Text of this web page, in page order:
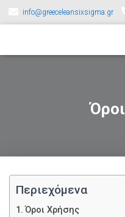
info@greeceleansixsigma.gr
Περιεχόμενα
Όροι Χρήσης